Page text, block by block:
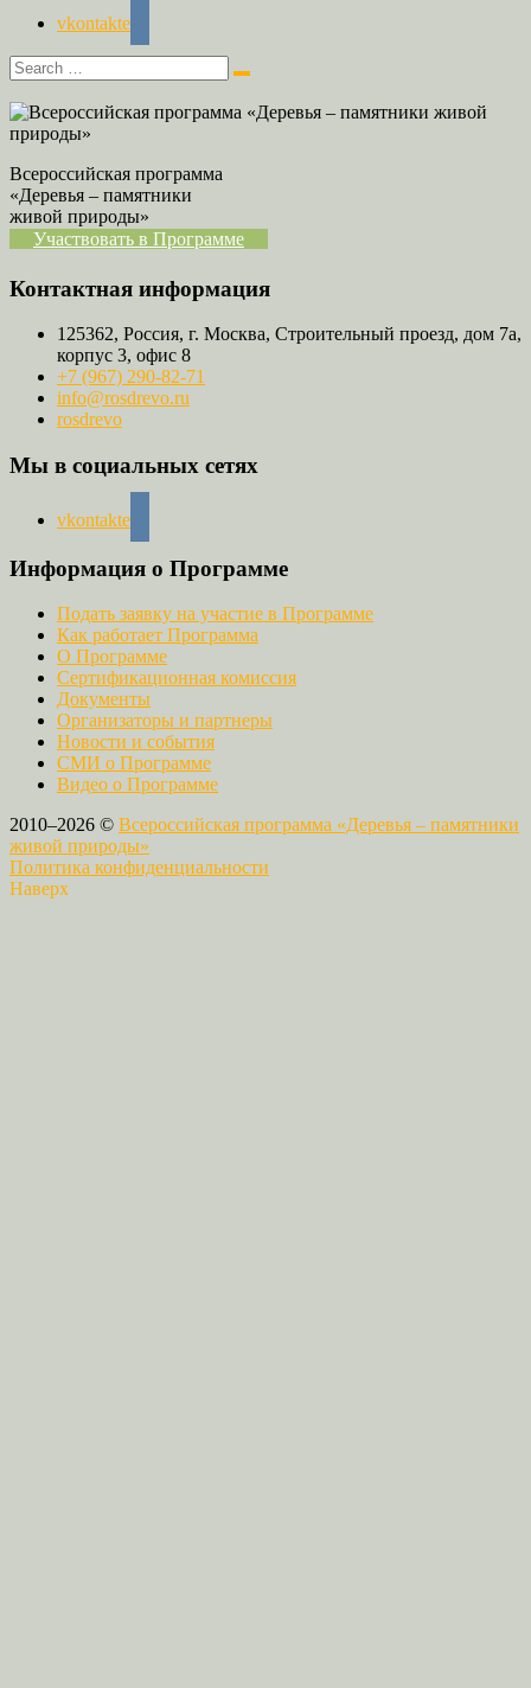
vkontakte
Всероссийская программа
«Деревья – памятники
живой природы»
Участвовать в Программе
Контактная информация
125362, Россия, г. Москва, Строительный проезд, дом 7а,
корпус 3, офис 8
+7 (967) 290-82-71
info@rosdrevo.ru
rosdrevo
Мы в социальных сетях
vkontakte
Информация о Программе
Подать заявку на участие в Программе
Как работает Программа
О Программе
Сертификационная комиссия
Документы
Организаторы и партнеры
Новости и события
СМИ о Программе
Видео о Программе
2010–2026 © Всероссийская программа «Деревья – памятники
живой природы»
Политика конфиденциальности
Наверх